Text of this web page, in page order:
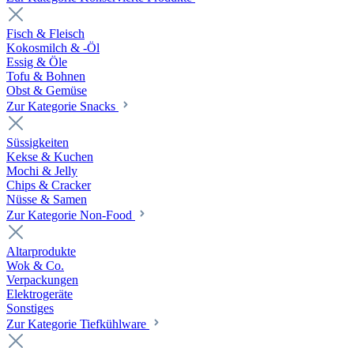
Fisch & Fleisch
Kokosmilch & -Öl
Essig & Öle
Tofu & Bohnen
Obst & Gemüse
Zur Kategorie Snacks
Süssigkeiten
Kekse & Kuchen
Mochi & Jelly
Chips & Cracker
Nüsse & Samen
Zur Kategorie Non-Food
Altarprodukte
Wok & Co.
Verpackungen
Elektrogeräte
Sonstiges
Zur Kategorie Tiefkühlware